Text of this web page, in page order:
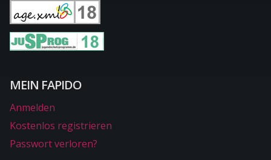
MEIN FAPIDO
Anmelden
Kostenlos registrieren
Passwort verloren?